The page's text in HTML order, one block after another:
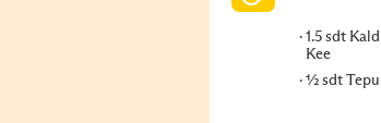
1.5 sdt
Kee
½ sdt